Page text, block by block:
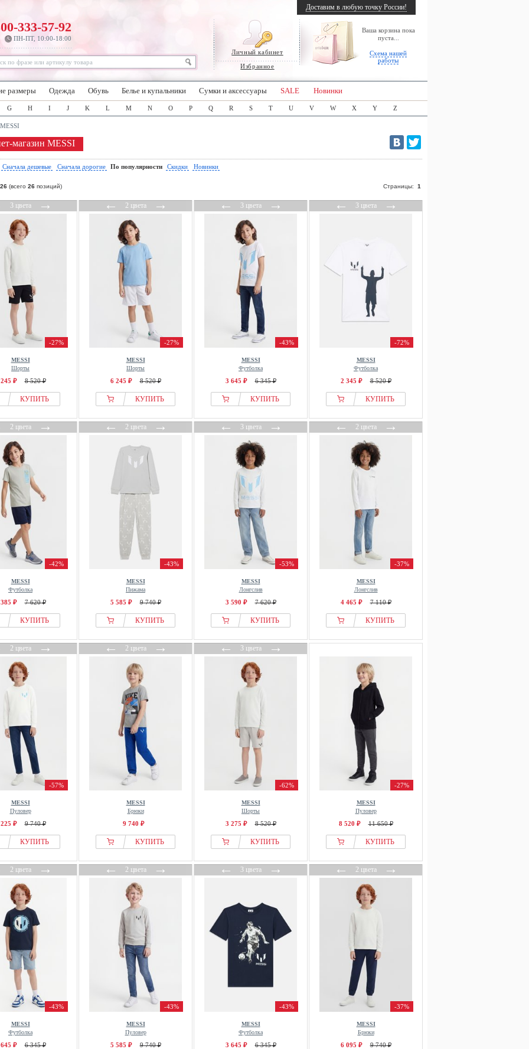
Личный кабинет
Избранное
Ваша корзина пока
пуста...
Схема нашей
работы
333-57-92
ПН-ПТ, 10:00-18:00
Доставим в любую точку России!
размеры Одежда Обувь Белье и купальники Сумки и аксессуары SALE Новинки
G H I J K L M N O P Q R S T U V W X Y Z
MESSI
магазин MESSI
Сначала дешевые Сначала дорогие По популярности Скидки Новинки
26 (всего 26 позиций) Страницы: 1
3 цвета→
-27%
MESSI
Шорты
₽ 8 520 ₽
КУПИТЬ
←2 цвета→
-27%
MESSI
Шорты
6 245 ₽ 8 520 ₽
КУПИТЬ
←3 цвета→
-43%
MESSI
Футболка
3 645 ₽ 6 345 ₽
КУПИТЬ
←3 цвета→
-72%
MESSI
Футболка
2 345 ₽ 8 520 ₽
КУПИТЬ
2 цвета→
-42%
MESSI
Футболка
₽ 7 620 ₽
КУПИТЬ
←2 цвета→
-43%
MESSI
Пижама
5 585 ₽ 9 740 ₽
КУПИТЬ
←3 цвета→
-53%
MESSI
Лонгслив
3 590 ₽ 7 620 ₽
КУПИТЬ
←2 цвета→
-37%
MESSI
Лонгслив
4 465 ₽ 7 110 ₽
КУПИТЬ
2 цвета→
-57%
MESSI
Пуловер
₽ 9 740 ₽
КУПИТЬ
←2 цвета→
MESSI
Брюки
9 740 ₽
КУПИТЬ
←3 цвета→
-62%
MESSI
Шорты
3 275 ₽ 8 520 ₽
КУПИТЬ
-27%
MESSI
Пуловер
8 520 ₽ 11 650 ₽
КУПИТЬ
2 цвета→
-43%
MESSI
Футболка
₽ 6 345 ₽
←2 цвета→
-43%
MESSI
Пуловер
5 585 ₽ 9 740 ₽
←3 цвета→
-43%
MESSI
Футболка
3 645 ₽ 6 345 ₽
←2 цвета→
-37%
MESSI
Брюки
6 095 ₽ 9 740 ₽